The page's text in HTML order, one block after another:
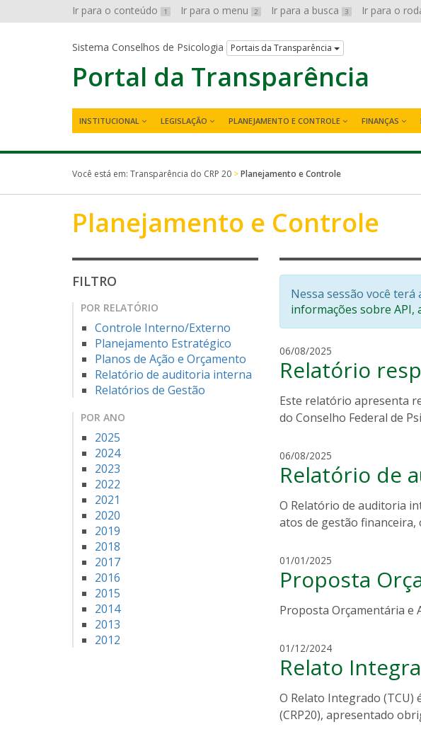
Ir para o conteúdo 1 Ir para o menu 2 Ir para a busca 3 Ir para o
Sistema Conselhos de Psicologia Portais da Transparência
Portal da Transparência
INSTITUCIONAL LEGISLAÇÃO PLANEJAMENTO E CONTROLE FINANÇAS
Você está em: Transparência do CRP 20 >Planejamento e Controle
Planejamento e Controle
FILTRO
POR RELATÓRIO
Controle Interno/Externo
Planejamento Estratégico
Planos de Ação e Orçamento
Relatório de auditoria interna
Relatórios de Gestão
POR ANO
2025
2024
2023
2022
2021
2020
2019
2018
2017
2016
2015
2014
2013
2012
Nessa sessão você
informações sobre API,
06/08/2025m
a
r
i
a
r
e
a
b
n
d
o
Relatório
Este relatório apresenta
do Conselho Federal de
06/08/2025m
a
r
i
a
r
e
a
r
a
n
a
o
Relatório de
O Relatório de auditoria
atos de gestão
01/01/2025c
l
a
i
c
o
r
e
Proposta
Proposta Orçamentária e
01/12/2024c
l
a
i
d
e
Relato
O Relato Integrado (TCU)
(CRP20), apresentado